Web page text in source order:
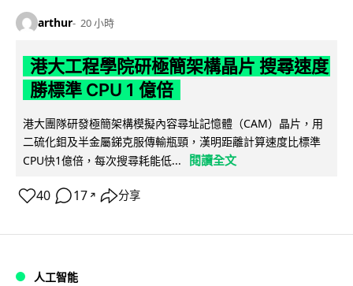
arthur 20 小時
港大工程學院研極簡架構晶片 搜尋速度
勝標準 CPU 1 億倍
港大團隊研發極簡架構模擬內容尋址記憶體（CAM）晶片，用
二硫化鉬及半金屬銻克服傳輸瓶頸，漢明距離計算速度比標準
CPU快1億倍，每次搜尋耗能低...
閱讀全文
40 17 ↗ 分享
人工智能